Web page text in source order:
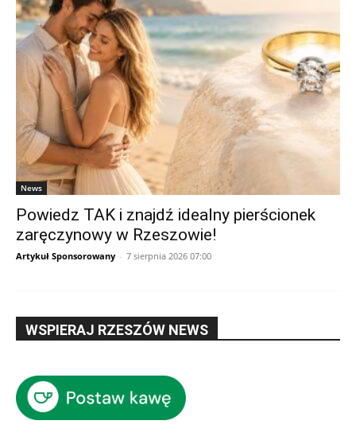
News
Powiedz TAK i znajdź idealny pierścionek
zaręczynowy w Rzeszowie!
Artykuł Sponsorowany - 7 sierpnia 2026 07:00
WSPIERAJ RZESZÓW NEWS